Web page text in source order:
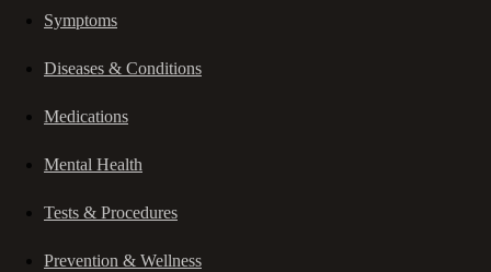
Symptoms
Diseases & Conditions
Medications
Mental Health
Tests & Procedures
Prevention & Wellness